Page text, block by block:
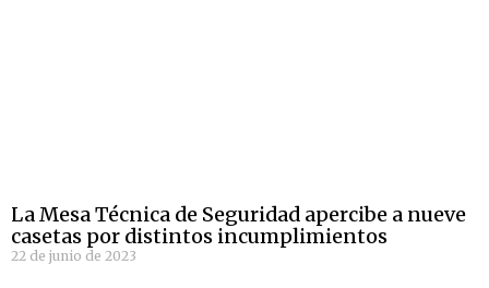
La Mesa Técnica de Seguridad apercibe a nueve
casetas por distintos incumplimientos
22 de junio de 2023